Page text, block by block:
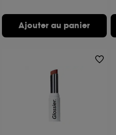
Ajouter au panier